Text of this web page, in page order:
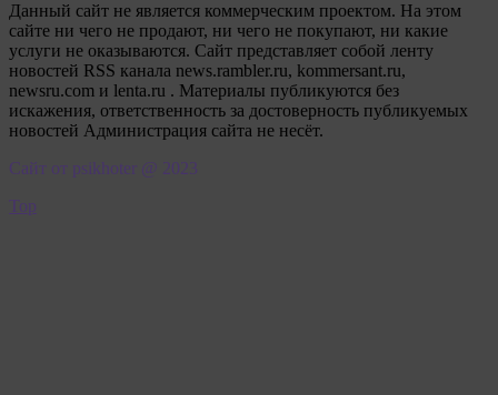
Данный сайт не является коммерческим проектом. На этом
сайте ни чего не продают, ни чего не покупают, ни какие
услуги не оказываются. Сайт представляет собой ленту
новостей RSS канала news.rambler.ru, kommersant.ru,
newsru.com и lenta.ru . Материалы публикуются без
искажения, ответственность за достоверность публикуемых
новостей Администрация сайта не несёт.
Сайт от psikhoter @ 2023
Top